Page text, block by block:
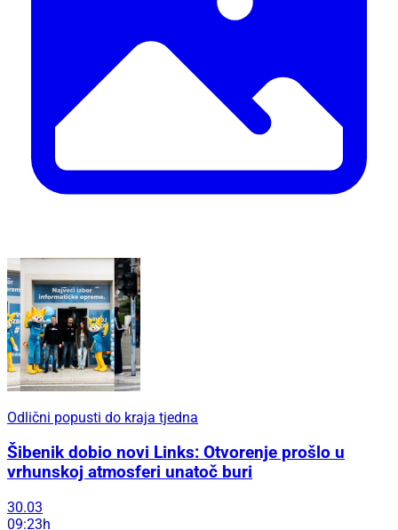
Odlični popusti do kraja tjedna
Šibenik dobio novi Links: Otvorenje prošlo u
vrhunskoj atmosferi unatoč buri
30.03
09:23h